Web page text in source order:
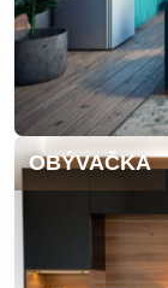
OBÝVAČKA